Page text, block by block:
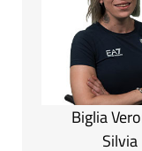
Biglia
Silvia